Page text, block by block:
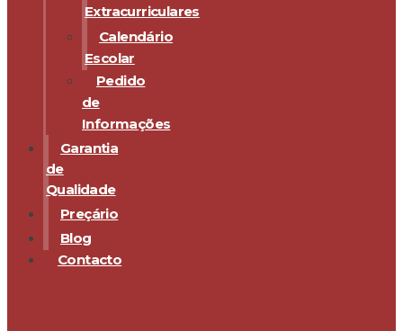
Extracurriculares
Calendário
Escolar
Pedido
de
Informações
Garantia
de
Qualidade
Preçário
Blog
Contacto